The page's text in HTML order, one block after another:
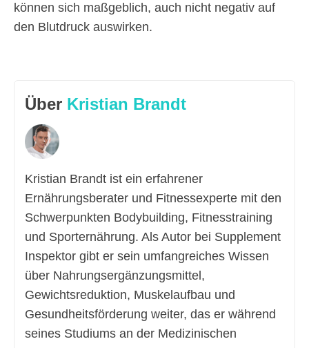
können sich maßgeblich, auch nicht negativ auf
den Blutdruck auswirken.
Über Kristian Brandt
Kristian Brandt ist ein erfahrener
Ernährungsberater und Fitnessexperte mit den
Schwerpunkten Bodybuilding, Fitnesstraining
und Sporternährung. Als Autor bei Supplement
Inspektor gibt er sein umfangreiches Wissen
über Nahrungsergänzungsmittel,
Gewichtsreduktion, Muskelaufbau und
Gesundheitsförderung weiter, das er während
seines Studiums an der Medizinischen